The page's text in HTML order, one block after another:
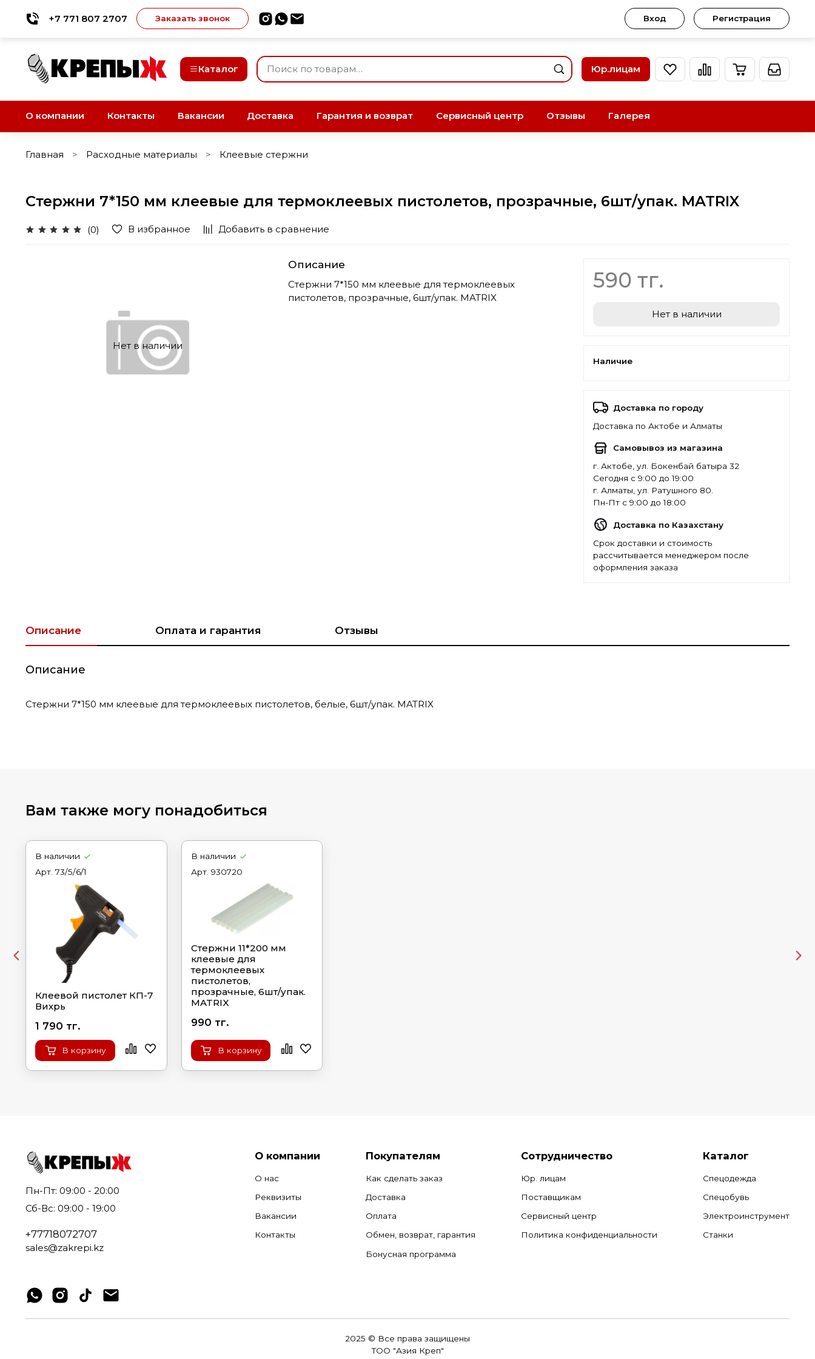
+7 771 807 2707 Заказать звонок Вход Регистрация
Каталог Юр.лицам
О компании Контакты Вакансии Доставка Гарантия и возврат Сервисный центр Отзывы Галерея
Главная Расходные материалы Клеевые стержни
Стержни 7*150 мм клеевые для термоклеевых пистолетов, прозрачные, 6шт/упак. MATRIX
(0) В избранное Добавить в сравнение
Нет в наличии
Описание
Стержни 7*150 мм клеевые для термоклеевых
пистолетов, прозрачные, 6шт/упак. MATRIX
590 тг.
Нет в наличии
Наличие
Доставка по городу
Доставка по Актобе и Алматы
Самовывоз из магазина
г. Актобе, ул. Бокенбай батыра 32
Сегодня с 9:00 до 19:00
г. Алматы, ул. Ратушного 80.
Пн-Пт с 9:00 до 18:00
Доставка по Казахстану
Срок доставки и стоимость
рассчитывается менеджером после
оформления заказа
Описание Оплата и гарантия Отзывы
Описание
Стержни 7*150 мм клеевые для термоклеевых пистолетов, белые, 6шт/упак. MATRIX
Вам также могу понадобиться
В наличии
Арт.73/5/6/1
Клеевой пистолет КП-7
Вихрь
1 790 тг.
В корзину
В наличии
Арт. 930720
Стержни 11*200 мм
клеевые для
термоклеевых
пистолетов,
прозрачные, 6шт/упак.
MATRIX
990 тг.
В корзину
Пн-Пт: 09:00 - 20:00
Сб-Вс: 09:00 - 19:00
+77718072707
sales@zakrepi.kz
О компании
О нас
Реквизиты
Вакансии
Контакты
Покупателям
Как сделать заказ
Доставка
Оплата
Обмен, возврат, гарантия
Бонусная программа
Сотрудничество
Юр. лицам
Поставщикам
Сервисный центр
Политика конфиденциальности
Каталог
Спецодежда
Спецобувь
Электроинструмент
Станки
2025 © Все права защищены
ТОО "Азия Креп"